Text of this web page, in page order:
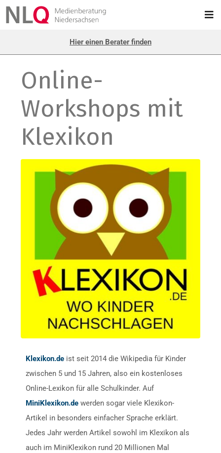
Hier einen Berater finden
Online-
Workshops mit
Klexikon
Klexikon.de ist seit 2014 die Wikipedia für Kinder
zwischen 5 und 15 Jahren, also ein kostenloses
Online-Lexikon für alle Schulkinder. Auf
MiniKlexikon.de werden sogar viele Klexikon-
Artikel in besonders einfacher Sprache erklärt.
Jedes Jahr werden Artikel sowohl im Klexikon als
auch im MiniKlexikon rund 20 Millionen Mal